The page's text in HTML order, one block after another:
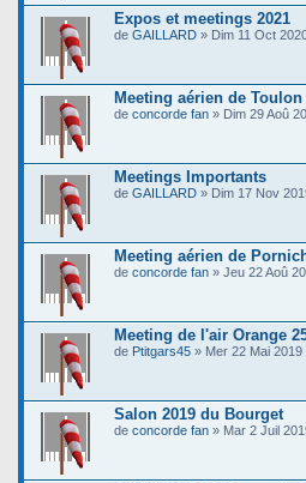
Expos et meetings 2021
de GAILLARD » Dim 11 Oct
Meeting aérien de
de concorde fan » Dim 29 Aoû
Meetings Importants
de GAILLARD » Dim 17 Nov
Meeting aérien de
de concorde fan » Jeu 22 Aoû
Meeting de l'air Orange
de Ptitgars45 » Mer 22 Mai 2019
Salon 2019 du Bourget
de concorde fan » Mar 2 Juil